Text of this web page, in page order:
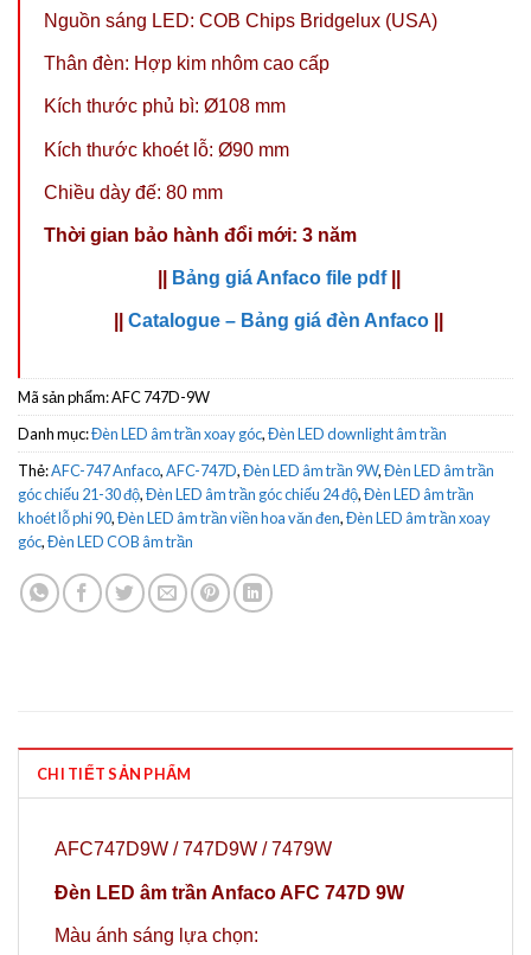
Nguồn sáng LED: COB Chips Bridgelux (USA)
Thân đèn: Hợp kim nhôm cao cấp
Kích thước phủ bì: Ø108 mm
Kích thước khoét lỗ: Ø90 mm
Chiều dày đế: 80 mm
Thời gian bảo hành đổi mới: 3 năm
Bảng giá Anfaco file pdf
Catalogue – Bảng giá đèn Anfaco
Mã sản phẩm:AFC 747D-9W
Danh mục:Đèn LED âm trần xoay góc,Đèn LED downlight âm trần
Thẻ:AFC-747 Anfaco,AFC-747D,Đèn LED âm trần 9W,Đèn LED âm trần
góc chiếu 21-30 độ,Đèn LED âm trần góc chiếu 24 độ,Đèn LED âm trần
khoét lỗ phi 90,Đèn LED âm trần viền hoa văn đen,Đèn LED âm trần xoay
góc,Đèn LED COB âm trần
CHI TIẾT SẢN PHẨM
AFC747D9W / 747D9W / 7479W
Đèn LED âm trần Anfaco AFC 747D 9W
Màu ánh sáng lựa chọn: